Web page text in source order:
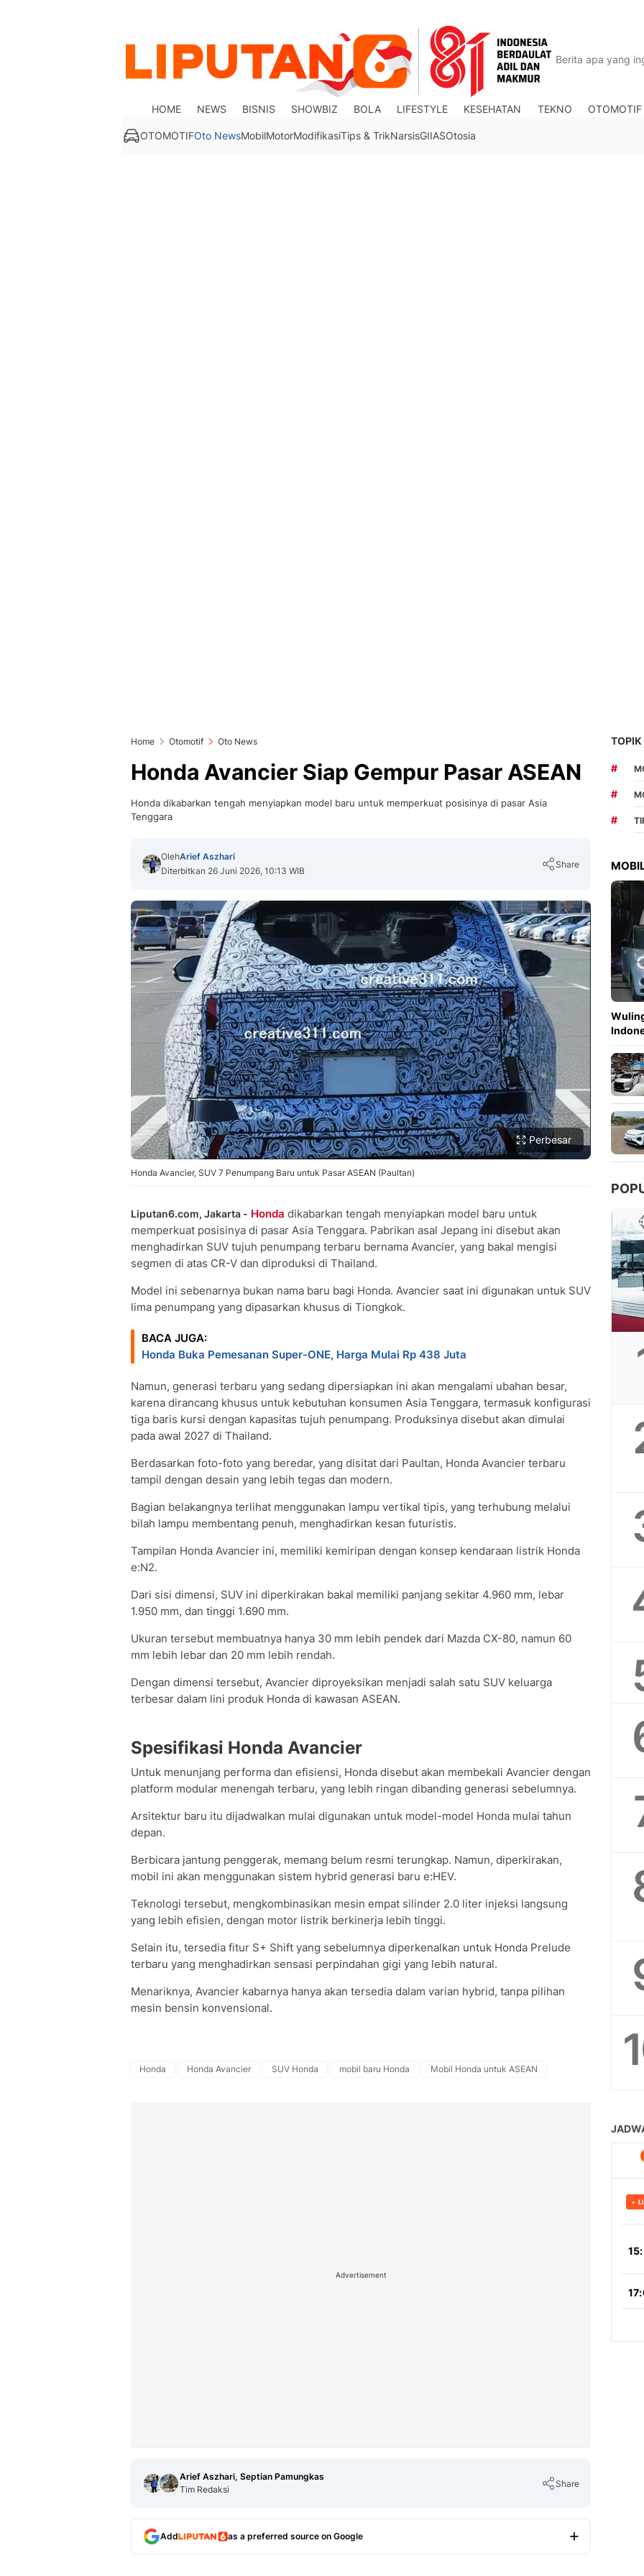
HOME NEWS BISNIS SHOWBIZ BOLA LIFESTYLE KESEHATAN TEKNO OTOMOTIF
OTOMOTIFOto NewsMobilMotorModifikasiTips & TrikNarsisGIIASOtosia
Home Otomotif Oto News
Honda Avancier Siap Gempur Pasar ASEAN
Honda dikabarkan tengah menyiapkan model baru untuk memperkuat posisinya di pasar Asia
Tenggara
OlehArief Aszhari
Diterbitkan 26 Juni 2026, 10:13 WIB
Share
Copy Link
Perbesar
Honda Avancier, SUV 7 Penumpang Baru untuk Pasar ASEAN (Paultan)
Liputan6.com, Jakarta - Honda dikabarkan tengah menyiapkan model baru untuk
memperkuat posisinya di pasar Asia Tenggara. Pabrikan asal Jepang ini disebut akan
menghadirkan SUV tujuh penumpang terbaru bernama Avancier, yang bakal mengisi
segmen di atas CR-V dan diproduksi di Thailand.
Model ini sebenarnya bukan nama baru bagi Honda. Avancier saat ini digunakan untuk SUV
lima penumpang yang dipasarkan khusus di Tiongkok.
BACA JUGA:
Honda Buka Pemesanan Super-ONE, Harga Mulai Rp 438 Juta
Namun, generasi terbaru yang sedang dipersiapkan ini akan mengalami ubahan besar,
karena dirancang khusus untuk kebutuhan konsumen Asia Tenggara, termasuk konfigurasi
tiga baris kursi dengan kapasitas tujuh penumpang. Produksinya disebut akan dimulai
pada awal 2027 di Thailand.
Berdasarkan foto-foto yang beredar, yang disitat dari Paultan, Honda Avancier terbaru
tampil dengan desain yang lebih tegas dan modern.
Bagian belakangnya terlihat menggunakan lampu vertikal tipis, yang terhubung melalui
bilah lampu membentang penuh, menghadirkan kesan futuristis.
Tampilan Honda Avancier ini, memiliki kemiripan dengan konsep kendaraan listrik Honda
e:N2.
Dari sisi dimensi, SUV ini diperkirakan bakal memiliki panjang sekitar 4.960 mm, lebar
1.950 mm, dan tinggi 1.690 mm.
Ukuran tersebut membuatnya hanya 30 mm lebih pendek dari Mazda CX-80, namun 60
mm lebih lebar dan 20 mm lebih rendah.
Dengan dimensi tersebut, Avancier diproyeksikan menjadi salah satu SUV keluarga
terbesar dalam lini produk Honda di kawasan ASEAN.
Spesifikasi Honda Avancier
Untuk menunjang performa dan efisiensi, Honda disebut akan membekali Avancier dengan
platform modular menengah terbaru, yang lebih ringan dibanding generasi sebelumnya.
Arsitektur baru itu dijadwalkan mulai digunakan untuk model-model Honda mulai tahun
depan.
Berbicara jantung penggerak, memang belum resmi terungkap. Namun, diperkirakan,
mobil ini akan menggunakan sistem hybrid generasi baru e:HEV.
Teknologi tersebut, mengkombinasikan mesin empat silinder 2.0 liter injeksi langsung
yang lebih efisien, dengan motor listrik berkinerja lebih tinggi.
Selain itu, tersedia fitur S+ Shift yang sebelumnya diperkenalkan untuk Honda Prelude
terbaru yang menghadirkan sensasi perpindahan gigi yang lebih natural.
Menariknya, Avancier kabarnya hanya akan tersedia dalam varian hybrid, tanpa pilihan
mesin bensin konvensional.
Honda Honda Avancier SUV Honda mobil baru Honda Mobil Honda untuk ASEAN
Advertisement
Arief Aszhari, Septian Pamungkas
Tim Redaksi
Share
Add as a preferred source on Google
TOPIK
#
#
#